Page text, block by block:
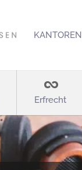
KANTOREN
Erfrecht